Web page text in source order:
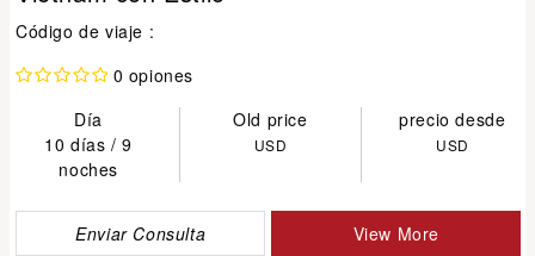
Código de viaje :
0 opiones
Día
Old price
precio desde
10 días / 9
noches
USD USD
Enviar Consulta View More